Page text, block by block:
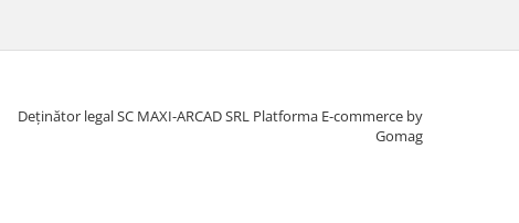
Deținător legal SC MAXI-ARCAD SRL Platforma E-commerce by
Gomag